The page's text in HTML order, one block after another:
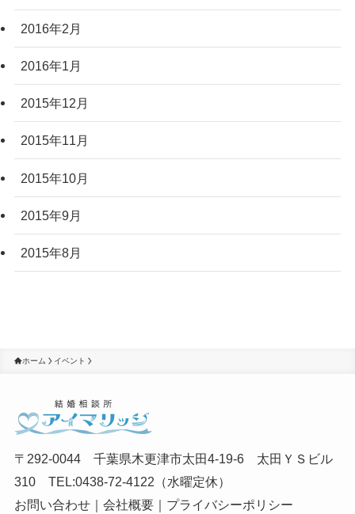
2016年2月
2016年1月
2015年12月
2015年11月
2015年10月
2015年9月
2015年8月
ホーム イベント
〒292-0044 千葉県木更津市太田4-19-6 太田ＹＳビル
310 TEL:0438-72-4122（水曜定休）
お問い合わせ｜ 会社概要｜ プライバシーポリシー